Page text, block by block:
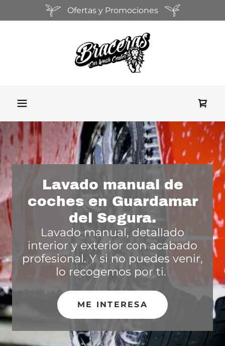
Ofertas y Promociones
Lavado manual de
coches en Guardamar
del Segura.
Lavado manual, detallado
interior y exterior con acabado
profesional. Y si no puedes venir,
lo recogemos por ti.
ME INTERESA